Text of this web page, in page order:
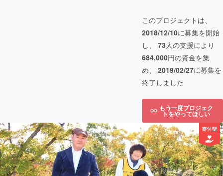
このプロジェクトは、
2018/12/10に募集を開始
し、 73人の支援により
684,000円の資金を集
め、 2019/02/27に募集を
終了しました
もう一度プロジェク
トをやってほしい